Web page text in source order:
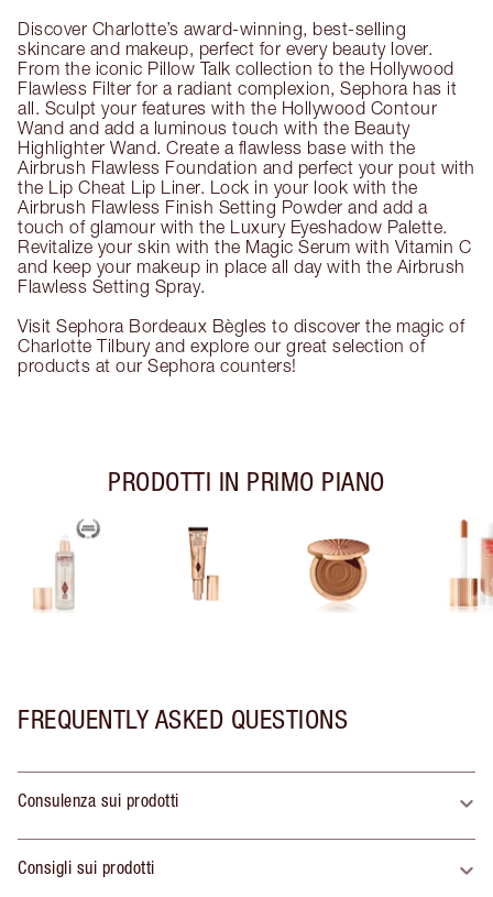
Discover Charlotte’s award-winning, best-selling
skincare and makeup, perfect for every beauty lover.
From the iconic Pillow Talk collection to the Hollywood
Flawless Filter for a radiant complexion, Sephora has it
all. Sculpt your features with the Hollywood Contour
Wand and add a luminous touch with the Beauty
Highlighter Wand. Create a flawless base with the
Airbrush Flawless Foundation and perfect your pout with
the Lip Cheat Lip Liner. Lock in your look with the
Airbrush Flawless Finish Setting Powder and add a
touch of glamour with the Luxury Eyeshadow Palette.
Revitalize your skin with the Magic Serum with Vitamin C
and keep your makeup in place all day with the Airbrush
Flawless Setting Spray.
Visit Sephora Bordeaux Bègles to discover the magic of
Charlotte Tilbury and explore our great selection of
products at our Sephora counters!
PRODOTTI IN PRIMO PIANO
FREQUENTLY ASKED QUESTIONS
Consulenza sui prodotti
Consigli sui prodotti